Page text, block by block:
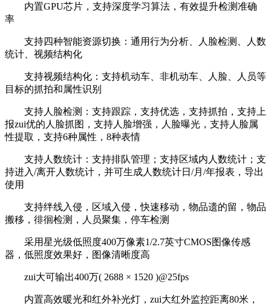
内置GPU芯片，支持深度学习算法，有效提升检测准确
率
支持四种智能资源切换：通用行为分析、人脸检测、人数
统计、视频结构化
支持视频结构化：支持机动车、非机动车、人脸、人员等
目标的抓拍和属性识别
支持人脸检测：支持跟踪，支持优选，支持抓拍，支持上
报zui优的人脸抓图，支持人脸增强，人脸曝光，支持人脸属
性提取，支持6种属性，8种表情
支持人数统计：支持排队管理；支持区域内人数统计；支
持进入/离开人数统计，并可生成人数统计日/月/年报表，导出
使用
支持绊线入侵，区域入侵，快速移动，物品遗的留，物品
搬移，徘徊检测，人员聚集，停车检测
采用星光级低照度400万像素1/2.7英寸CMOS图像传感
器，低照度效果好，图像清晰度高
zui大可输出400万( 2688 × 1520 )@25fps
内置高效暖光和红外补光灯，zui大红外监控距离80米，